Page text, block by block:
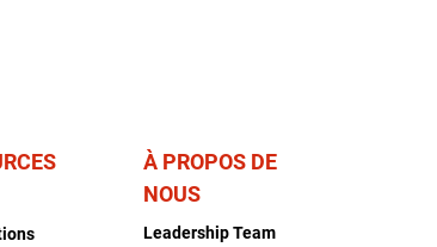
À PROPOS DE
NOUS
Leadership Team